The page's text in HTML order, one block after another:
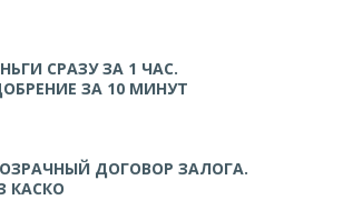
СРАЗУ ЗА 1 ЧАС.
ЗА 10 МИНУТ
ДОГОВОР ЗАЛОГА.
КАСКО